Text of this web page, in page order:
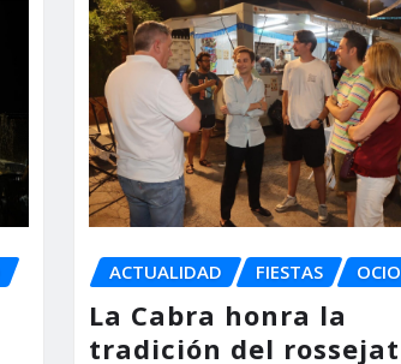
ACTUALIDAD FIESTAS OCIO
La Cabra honra la
tradición del rossejat